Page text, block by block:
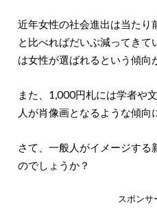
近年女性の社会進出は当たり
と比べればだいぶ減ってきて
は女性が選ばれるという傾向
また、1,000円札には学者や
人が肖像画となるような傾向
さて、一般人がイメージする
のでしょうか？
スポンサ